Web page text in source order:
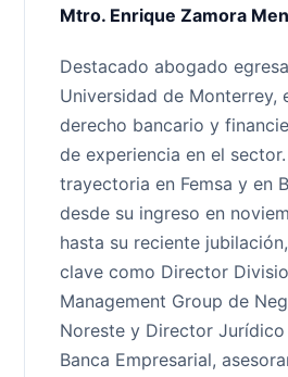
Mtro. Enrique Zamora
Destacado abogado
Universidad de Monterrey,
derecho bancario y
de experiencia en el
trayectoria en Femsa y en
desde su ingreso en
hasta su reciente
clave como Director
Management Group de
Noreste y Director Jurídico
Banca Empresarial,